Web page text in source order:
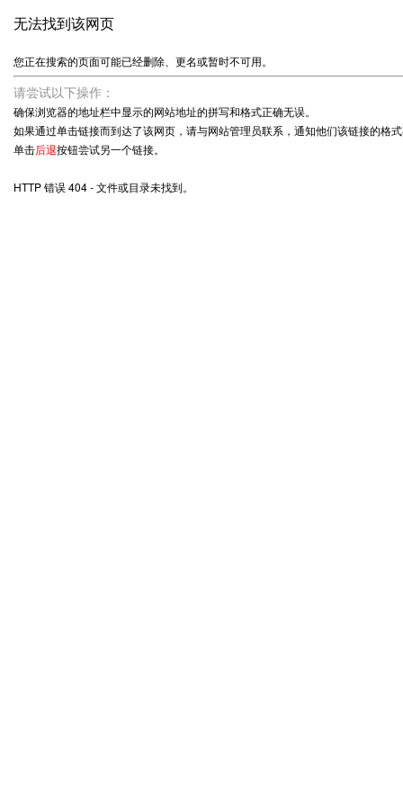
无法找到该网页
您正在搜索的页面可能已经删除、更名或暂时不可用。
请尝试以下操作：
确保浏览器的地址栏中显示的网站地址的拼写和格式正确无误。
如果通过单击链接而到达了该网页，请与网站管理员联系，通知他们该链接的格
单击后退按钮尝试另一个链接。
HTTP 错误 404 - 文件或目录未找到。